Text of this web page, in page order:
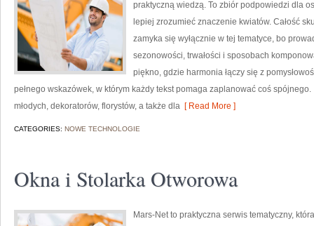
praktyczną wiedzą. To zbiór podpowiedzi dla
lepiej zrozumieć znaczenie kwiatów. Całość
zamyka się wyłącznie w tej tematyce, bo
sezonowości, trwałości i sposobach
piękno, gdzie harmonia łączy się z
pełnego wskazówek, w którym każdy tekst pomaga zaplanować coś
młodych, dekoratorów, florystów, a także dla [ Read More ]
CATEGORIES: NOWE TECHNOLOGIE
Okna i Stolarka Otworowa
Mars-Net to praktyczna serwis tematyczny,